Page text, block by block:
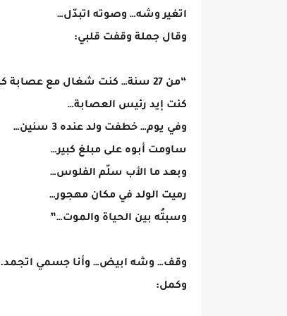
اتغير وشه… وصوته اتبدّل…
وقال جملة وقفت قلبي:
“من 27 سنة… كنت شغال مع عصابة كبيرة.
كنت إيد رئيس العصابة…
وفي يوم… خطفت ولد عنده 3 سنين…
ساومت أبوه على مبلغ كبير…
وبعد ما الأب سلّم الفلوس…
رميت الولد في مكان مهجور…
وسبتُه بين الحياة والموت…”
وقف… وشه ابيض… وأنا جسمي اتجمد.
وكمل: